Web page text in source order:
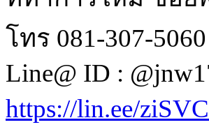
โทร 081-307-
Line@ ID :
https://lin.ee/